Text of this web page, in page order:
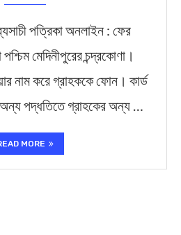
পত্রিকা অনলাইন : ফের
মেদিনীপুরের চন্দ্রকোণা।
নাম করে গ্রাহককে ফোন। কার্ড
পদ্ধতিতে গ্রাহকের অন্য …
MORE